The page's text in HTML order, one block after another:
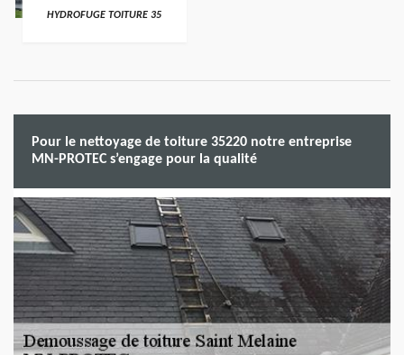
HYDROFUGE TOITURE 35
Pour le nettoyage de toiture 35220 notre entreprise
MN-PROTEC s’engage pour la qualité